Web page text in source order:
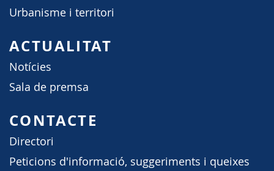
Urbanisme i territori
ACTUALITAT
Notícies
Sala de premsa
CONTACTE
Directori
Peticions d'informació, suggeriments i queixes